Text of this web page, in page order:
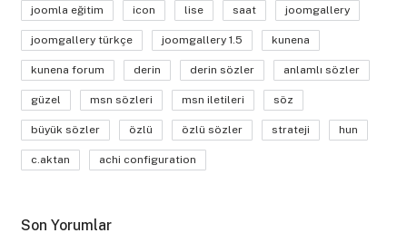
joomla eğitim icon lise saat joomgallery
joomgallery türkçe joomgallery 1.5 kunena
kunena forum derin derin sözler anlamlı sözler
güzel msn sözleri msn iletileri söz
büyük sözler özlü özlü sözler strateji hun
c.aktan achi configuration
Son Yorumlar